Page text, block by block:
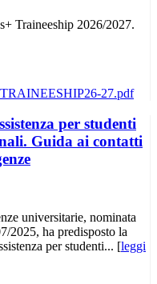
Traineeship 2026/2027.
per studenti
Guida ai contatti
universitarie, nominata
2025, ha predisposto la
per studenti... [leggi